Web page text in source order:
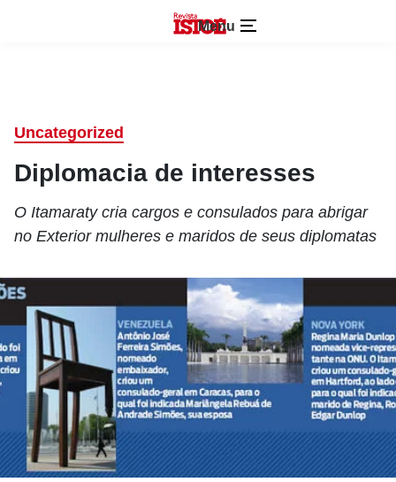
Menu
Uncategorized
Diplomacia de interesses
O Itamaraty cria cargos e consulados para abrigar
no Exterior mulheres e maridos de seus diplomatas